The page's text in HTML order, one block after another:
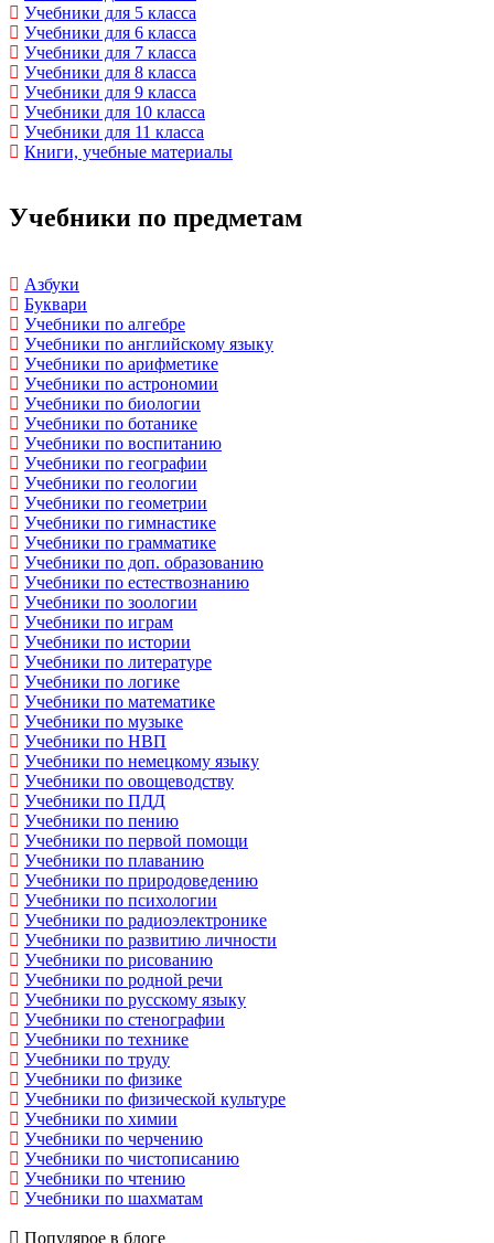
Учебники для 5 класса
Учебники для 6 класса
Учебники для 7 класса
Учебники для 8 класса
Учебники для 9 класса
Учебники для 10 класса
Учебники для 11 класса
Книги, учебные материалы
Учебники по предметам
Азбуки
Буквари
Учебники по алгебре
Учебники по английскому языку
Учебники по арифметике
Учебники по астрономии
Учебники по биологии
Учебники по ботанике
Учебники по воспитанию
Учебники по географии
Учебники по геологии
Учебники по геометрии
Учебники по гимнастике
Учебники по грамматике
Учебники по доп. образованию
Учебники по естествознанию
Учебники по зоологии
Учебники по играм
Учебники по истории
Учебники по литературе
Учебники по логике
Учебники по математике
Учебники по музыке
Учебники по НВП
Учебники по немецкому языку
Учебники по овощеводству
Учебники по ПДД
Учебники по пению
Учебники по первой помощи
Учебники по плаванию
Учебники по природоведению
Учебники по психологии
Учебники по радиоэлектронике
Учебники по развитию личности
Учебники по рисованию
Учебники по родной речи
Учебники по русскому языку
Учебники по стенографии
Учебники по технике
Учебники по труду
Учебники по физике
Учебники по физической культуре
Учебники по химии
Учебники по черчению
Учебники по чистописанию
Учебники по чтению
Учебники по шахматам
Популярое в блоге